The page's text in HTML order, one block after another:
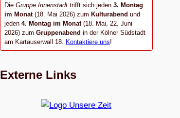
Die Gruppe Innenstadt trifft sich jeden 3. Montag
im Monat (18. Mai 2026) zum Kulturabend und
jeden 4. Montag im Monat(18. Mai, 22. Juni
2026) zum Gruppenabend in der Kölner Südstadt
am Kartäuserwall 18. Kontaktiere uns!
Externe Links